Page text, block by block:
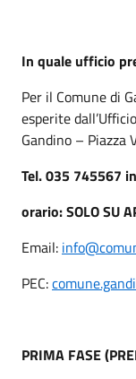
In quale ufficio
Per il Comune di
esperite
Gandino – Piazza
Tel. 035 745567
orario: SOLO SU
Email:
PEC:
PRIMA FASE